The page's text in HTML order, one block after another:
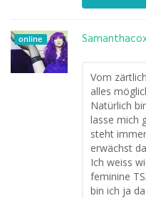
online
Vom
alles
Natürlich
lasse mich
steht
erwächst
Ich weiss
feminine
bin ich ja